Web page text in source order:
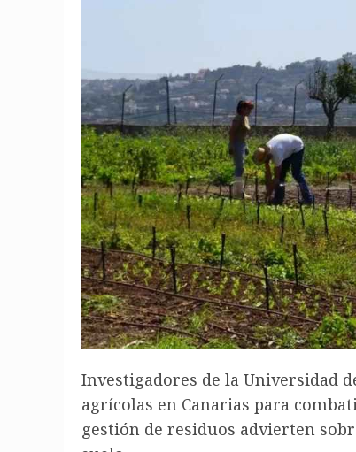
Investigadores de la Universidad
agrícolas en Canarias para
gestión de residuos advierten